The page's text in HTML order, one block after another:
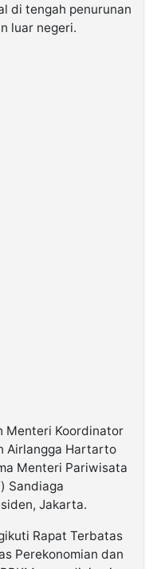
di tengah penurunan
luar negeri.
Menteri Koordinator
Airlangga Hartarto
Menteri Pariwisata
Sandiaga
Jakarta.
Rapat Terbatas
Perekonomian dan